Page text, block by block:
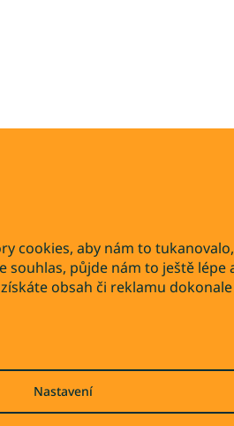
cookies, aby nám to
souhlas, půjde nám to ještě lépe
obsah či reklamu
Nastavení